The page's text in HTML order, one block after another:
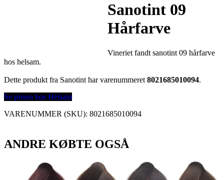
Sanotint 09
Hårfarve
Vineriet fandt sanotint 09 hårfarve
hos helsam.
Dette produkt fra Sanotint har varenummeret 8021685010094.
Se prisen hos Helsam
VARENUMMER (SKU): 8021685010094
ANDRE KØBTE OGSÅ